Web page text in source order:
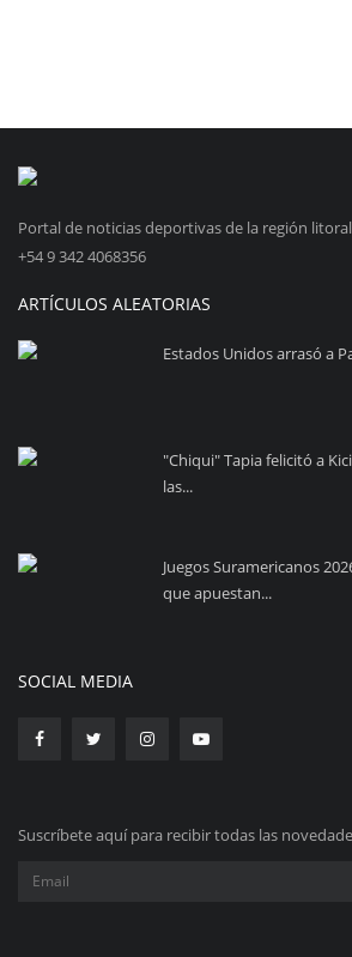
Portal de noticias deportivas de la región
+54 9 342 4068356
ARTÍCULOS ALEATORIAS
Estados Unidos arrasó a
"Chiqui" Tapia felicitó a
las...
Juegos Suramericanos
que apuestan...
SOCIAL MEDIA
Suscríbete aquí para recibir todas las